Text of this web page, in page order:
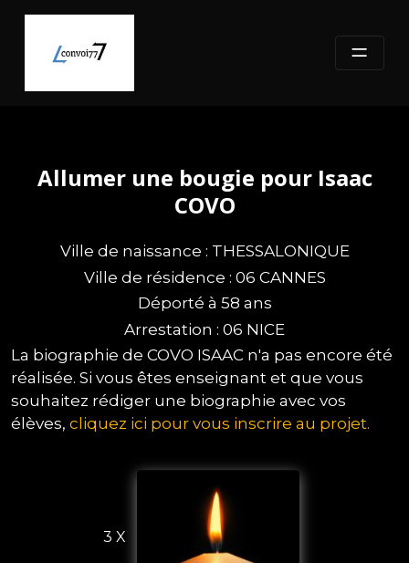
content
Allumer une bougie pour Isaac
COVO
Ville de naissance : THESSALONIQUE
Ville de résidence : 06 CANNES
Déporté à 58 ans
Arrestation : 06 NICE
La biographie de COVO ISAAC n'a pas encore été
réalisée. Si vous êtes enseignant et que vous
souhaitez rédiger une biographie avec vos
élèves, cliquez ici pour vous inscrire au projet.
3 X